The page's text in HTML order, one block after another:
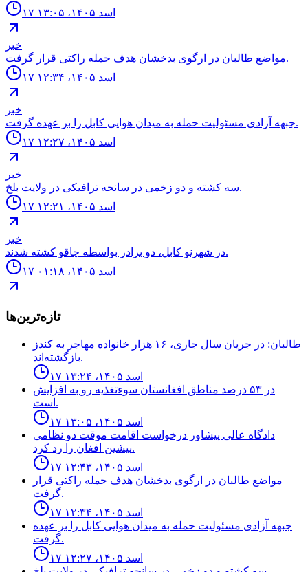
۱۷ اسد ۱۴۰۵، ۱۳:۰۵
خبر
مواضع طالبان در ارگوى بدخشان هدف حمله راكتى قرار گرفت.
۱۷ اسد ۱۴۰۵، ۱۲:۳۴
خبر
جبهه آزادى مسئوليت حمله به ميدان هوايى كابل را بر عهده گرفت.
۱۷ اسد ۱۴۰۵، ۱۲:۲۷
خبر
سه كشته و دو زخمى در سانحه ترافيكى در ولايت بلخ.
۱۷ اسد ۱۴۰۵، ۱۲:۲۱
خبر
در شهرنو کابل، دو برادر بواسطه چاقو کشته شدند.
۱۷ اسد ۱۴۰۵، ۰۱:۱۸
تازه‌ترین‌ها
طالبان: در جریان سال جاری، ۱۶ هزار خانواده مهاجر به کندز
بازگشته‌اند.
۱۷ اسد ۱۴۰۵، ۱۳:۲۴
در ۵۳ درصد مناطق افغانستان سوءتغذیه رو به افزایش
است.
۱۷ اسد ۱۴۰۵، ۱۳:۰۵
دادگاه عالى پيشاور درخواست اقامت موقت دو نظامى
پيشين افغان را رد كرد.
۱۷ اسد ۱۴۰۵، ۱۲:۴۳
مواضع طالبان در ارگوى بدخشان هدف حمله راكتى قرار
گرفت.
۱۷ اسد ۱۴۰۵، ۱۲:۳۴
جبهه آزادى مسئوليت حمله به ميدان هوايى كابل را بر عهده
گرفت.
۱۷ اسد ۱۴۰۵، ۱۲:۲۷